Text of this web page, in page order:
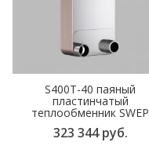
S400T-40 паяный
пластинчатый
теплообменник SWEP
323 344 руб.